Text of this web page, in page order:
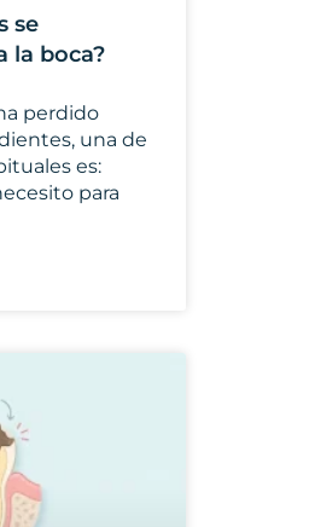
se
la boca?
perdido
una de
es:
para